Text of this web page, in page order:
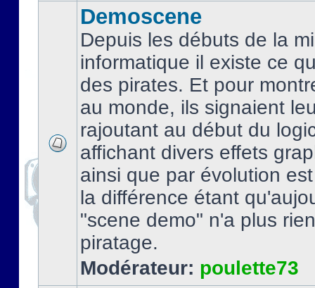
Demoscene
Depuis les débuts de la
informatique il existe ce
des pirates. Et pour
au monde, ils signaient
rajoutant au début du
affichant divers effets
ainsi que par évolution
la différence étant
"scene demo" n'a plus
piratage.
Modérateur: poulette73